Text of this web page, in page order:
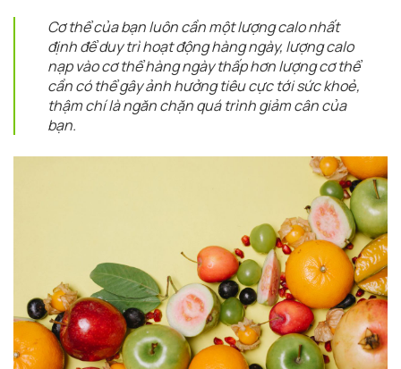
Cơ thể của bạn luôn cần một lượng calo nhất
định để duy trì hoạt động hàng ngày, lượng calo
nạp vào cơ thể hàng ngày thấp hơn lượng cơ thể
cần có thể gây ảnh hưởng tiêu cực tới sức khoẻ,
thậm chí là ngăn chặn quá trình giảm cân của
bạn.